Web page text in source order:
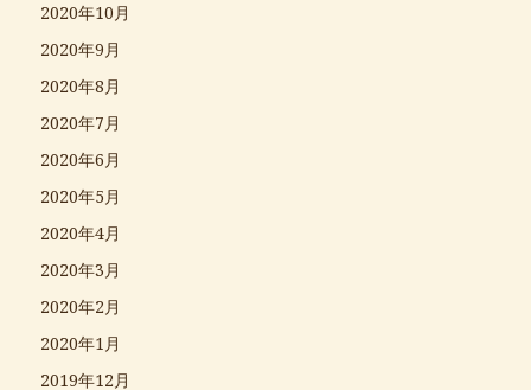
2020年10月
2020年9月
2020年8月
2020年7月
2020年6月
2020年5月
2020年4月
2020年3月
2020年2月
2020年1月
2019年12月